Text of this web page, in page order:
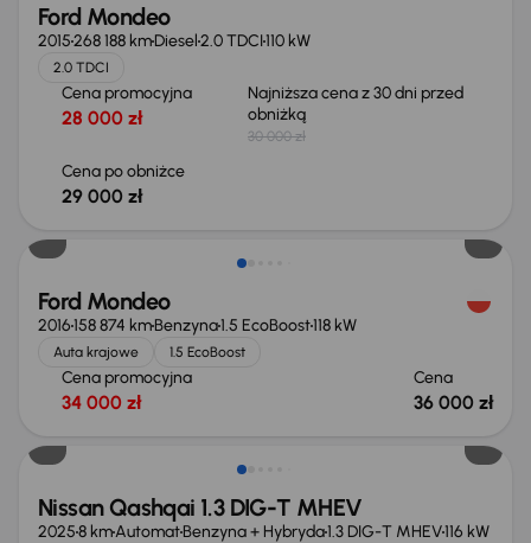
Ford Mondeo
2015268 188 kmDiesel2.0 TDCI110 kW
2.0 TDCI
Cena promocyjna
28 000 zł
Najniższa cena z 30 dni przed
obniżką
30 000 zł
Cena po obniżce
29 000 zł
Ford Mondeo
2016158 874 kmBenzyna1.5 EcoBoost118 kW
Auta krajowe 1.5 EcoBoost
Cena promocyjna
34 000 zł
Cena
36 000 zł
Od nowego taniej o 36 775 zł
Nissan Qashqai 1.3 DIG-T MHEV
20258 kmAutomatBenzyna + Hybryda1.3 DIG-T MHEV116 kW